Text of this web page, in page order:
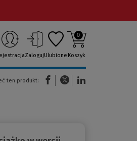
ZalogujUlubione
0
Koszyk
ten produkt:
(Nowe okno)(Link do innej strony)